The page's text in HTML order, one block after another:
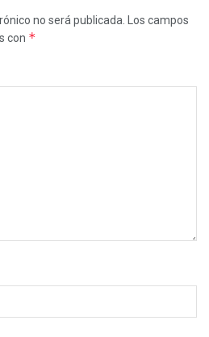
no será publicada.
Los campos
con *